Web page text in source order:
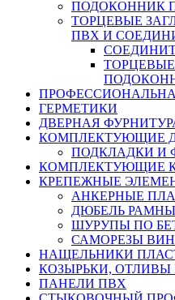
ПОДОКОННИК
ТОРЦЕВЫЕ
ПВХ И
ГЕРМЕТИКИ
ДВЕРНАЯ
КОМПЛЕКТУЮЩИЕ
ПОДКЛАДКИ И
КОМПЛЕКТУЮЩИЕ
КРЕПЕЖНЫЕ
АНКЕРНЫЕ
ДЮБЕЛЬ
ШУРУПЫ ПО
САМОРЕЗЫ
НАЩЕЛЬНИКИ
КОЗЫРЬКИ,
ПАНЕЛИ ПВХ